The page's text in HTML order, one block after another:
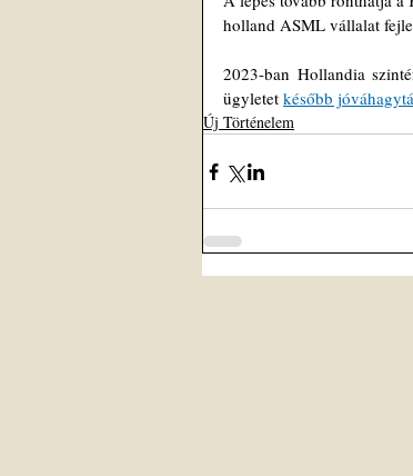
holland ASML vállalat
2023-ban Hollandia
ügyletet később
Új Történelem